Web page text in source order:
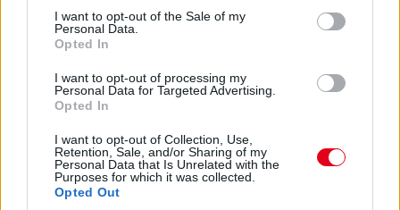
consent section.
I want to opt-out of the Sale of my
Personal Data.
Opted In
I want to opt-out of processing my
Personal Data for Targeted Advertising.
Opted In
I want to opt-out of Collection, Use,
Retention, Sale, and/or Sharing of my
Personal Data that Is Unrelated with the
Purposes for which it was collected.
Opted Out
bokszban a #6-os és bokszban az #50-es! Mindkettő tankolt,
Kubica viszont előttük frissebb gumin!
Kubica hozza az autót az utolsó kiállásra! Kereket
és az #50-es a következő körben jön, az #51-es később.